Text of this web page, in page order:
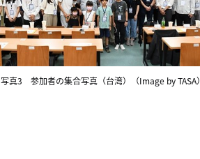
写真3 参加者の集合写真（台湾）（Image by TASA）